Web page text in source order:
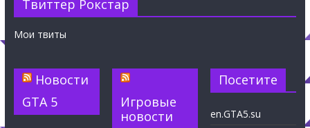
Твиттер Рокстар
Мои твиты
Новости
GTA 5
Игровые
новости
Посетите
en.GTA5.su